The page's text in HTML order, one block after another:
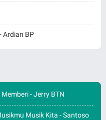
Ardian BP
- Jerry BTN
Musik Kita - Santoso